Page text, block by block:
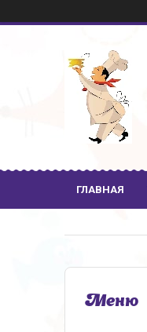
ГЛАВНАЯ